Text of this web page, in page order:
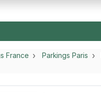
France Parkings Paris